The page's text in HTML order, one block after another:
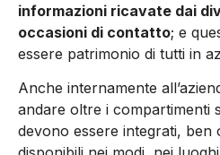
informazioni ricavate dai
occasioni di contatto; e
essere patrimonio di tutti in
Anche internamente
andare oltre i compartimenti
devono essere integrati, ben